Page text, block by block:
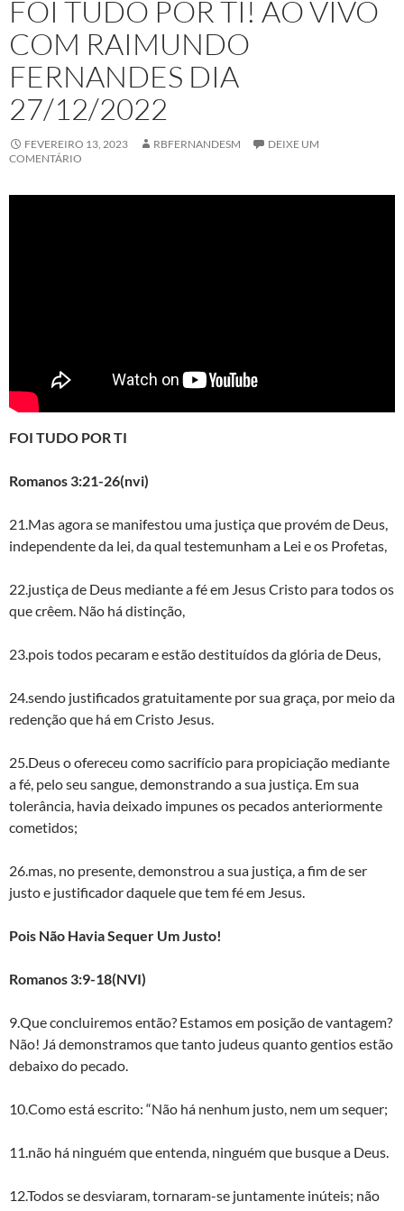
FOI TUDO POR TI! AO VIVO
COM RAIMUNDO
FERNANDES DIA
27/12/2022
FEVEREIRO 13, 2023 RBFERNANDESM
DEIXE UM
COMENTÁRIO
FOI TUDO POR TI
Romanos 3:21-26(nvi)
21.Mas agora se manifestou uma justiça que provém de Deus,
independente da lei, da qual testemunham a Lei e os Profetas,
22.justiça de Deus mediante a fé em Jesus Cristo para todos os
que crêem. Não há distinção,
23.pois todos pecaram e estão destituídos da glória de Deus,
24.sendo justificados gratuitamente por sua graça, por meio da
redenção que há em Cristo Jesus.
25.Deus o ofereceu como sacrifício para propiciação mediante
a fé, pelo seu sangue, demonstrando a sua justiça. Em sua
tolerância, havia deixado impunes os pecados anteriormente
cometidos;
26.mas, no presente, demonstrou a sua justiça, a fim de ser
justo e justificador daquele que tem fé em Jesus.
Pois Não Havia Sequer Um Justo!
Romanos 3:9-18(NVI)
9.Que concluiremos então? Estamos em posição de vantagem?
Não! Já demonstramos que tanto judeus quanto gentios estão
debaixo do pecado.
10.Como está escrito: “Não há nenhum justo, nem um sequer;
11.não há ninguém que entenda, ninguém que busque a Deus.
12.Todos se desviaram, tornaram-se juntamente inúteis; não